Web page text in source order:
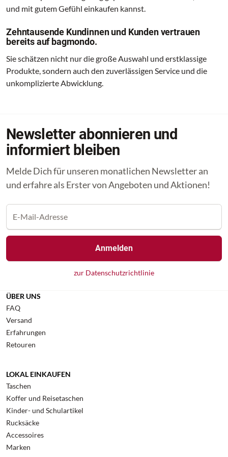
und mit gutem Gefühl einkaufen kannst.
Zehntausende Kundinnen und Kunden vertrauen
bereits auf bagmondo.
Sie schätzen nicht nur die große Auswahl und erstklassige
Produkte, sondern auch den zuverlässigen Service und die
unkomplizierte Abwicklung.
Newsletter abonnieren und
informiert bleiben
Melde Dich für unseren monatlichen Newsletter an
und erfahre als Erster von Angeboten und Aktionen!
Anmelden
zur Datenschutzrichtlinie
ÜBER UNS
FAQ
Versand
Erfahrungen
Retouren
LOKAL EINKAUFEN
Taschen
Koffer und Reisetaschen
Kinder- und Schulartikel
Rucksäcke
Accessoires
Marken